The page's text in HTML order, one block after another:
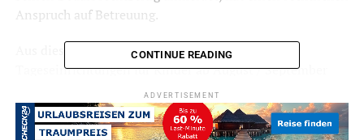
Anspruch auf Betreuung.
Aus diesem Grund werden in Absprache mit den
Tageseinrichtungen für Kinder ab August / September
alle Eltern, deren Kinder bereits eine Einrichtung
besuchen einen Fragebogen in der Einrichtung erhalten.
Die Eltern, deren Kinder auf der Warteliste einer
CONTINUE READING
ADVERTISEMENT